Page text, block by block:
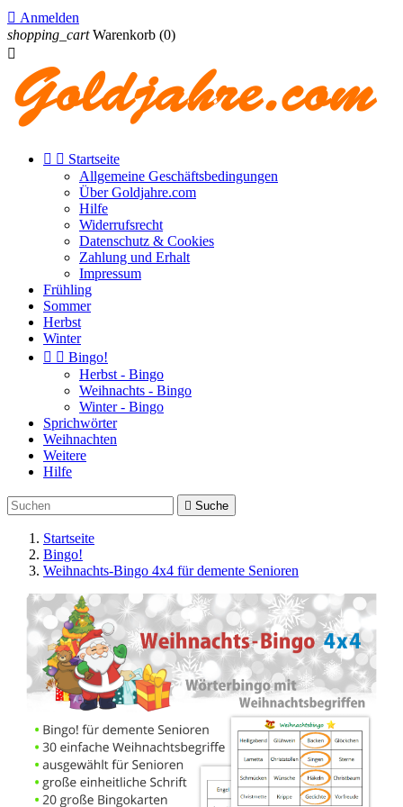
 Anmelden
shopping_cart Warenkorb (0)

  Startseite
Allgemeine Geschäftsbedingungen
Über Goldjahre.com
Hilfe
Widerrufsrecht
Datenschutz & Cookies
Zahlung und Erhalt
Impressum
Frühling
Sommer
Herbst
Winter
  Bingo!
Herbst - Bingo
Weihnachts - Bingo
Winter - Bingo
Sprichwörter
Weihnachten
Weitere
Hilfe
 Suche
Startseite
Bingo!
Weihnachts-Bingo 4x4 für demente Senioren